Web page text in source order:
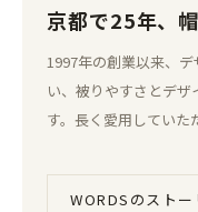
京都で25年、
1997年の創業以来、
い、被りやすさとデ
す。長く愛用していた
WORDSのスト